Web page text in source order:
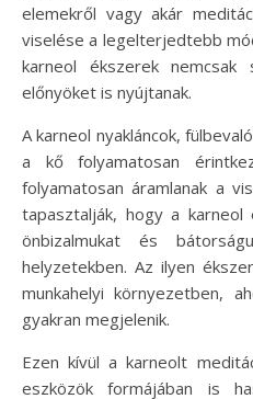
elemekről vagy akár
viselése a legelterjedtebb
karneol ékszerek nemcsak
előnyöket is nyújtanak.
A karneol nyakláncok,
a kő folyamatosan
folyamatosan áramlanak a
tapasztalják, hogy a
önbizalmukat és
helyzetekben. Az ilyen
munkahelyi környezetben,
gyakran megjelenik.
Ezen kívül a karneolt
eszközök formájában is